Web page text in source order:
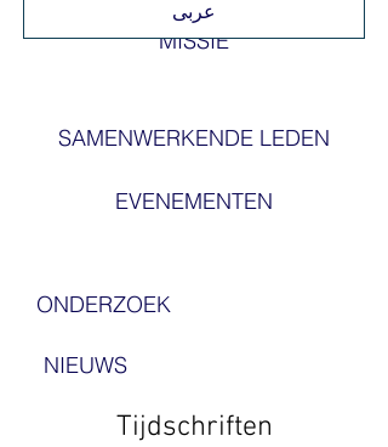
MISSIE
عربى
SAMENWERKENDE LEDEN
EVENEMENTEN
ONDERZOEK
NIEUWS
Tijdschriften